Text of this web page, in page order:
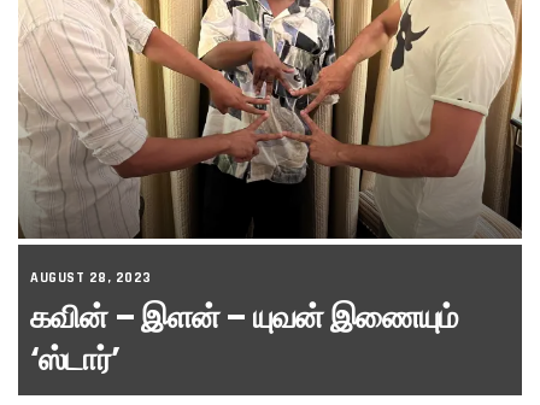
AUGUST 28, 2023
கவின் – இளன் – யுவன் இணையும்
‘ஸ்டார்’